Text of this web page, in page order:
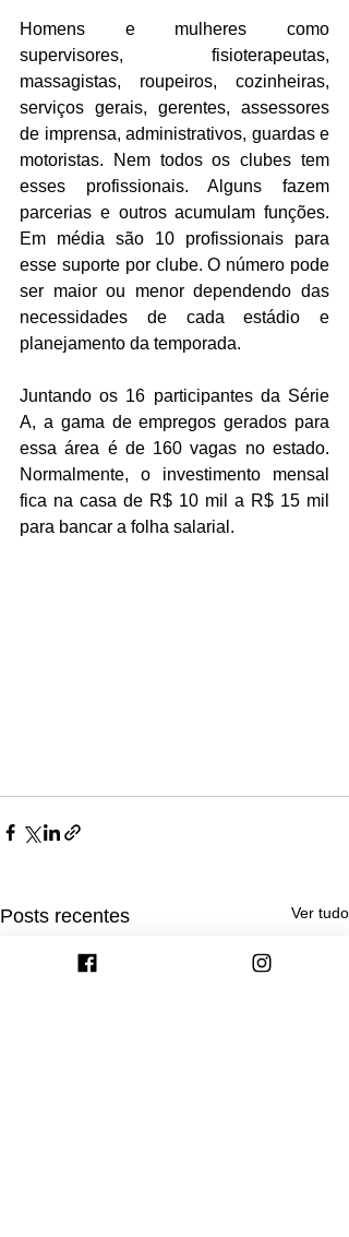
Homens e mulheres como
supervisores, fisioterapeutas,
massagistas, roupeiros, cozinheiras,
serviços gerais, gerentes, assessores
de imprensa, administrativos, guardas e
motoristas. Nem todos os clubes tem
esses profissionais. Alguns fazem
parcerias e outros acumulam funções.
Em média são 10 profissionais para
esse suporte por clube. O número pode
ser maior ou menor dependendo das
necessidades de cada estádio e
planejamento da temporada.
Juntando os 16 participantes da Série
A, a gama de empregos gerados para
essa área é de 160 vagas no estado.
Normalmente, o investimento mensal
fica na casa de R$ 10 mil a R$ 15 mil
para bancar a folha salarial.
Posts recentes Ver tudo